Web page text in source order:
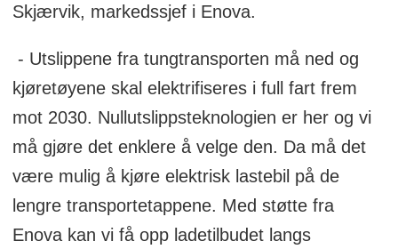
Skjærvik, markedssjef i Enova.
- Utslippene fra tungtransporten må ned og
kjøretøyene skal elektrifiseres i full fart frem
mot 2030. Nullutslippsteknologien er her og vi
må gjøre det enklere å velge den. Da må det
være mulig å kjøre elektrisk lastebil på de
lengre transportetappene. Med støtte fra
Enova kan vi få opp ladetilbudet langs